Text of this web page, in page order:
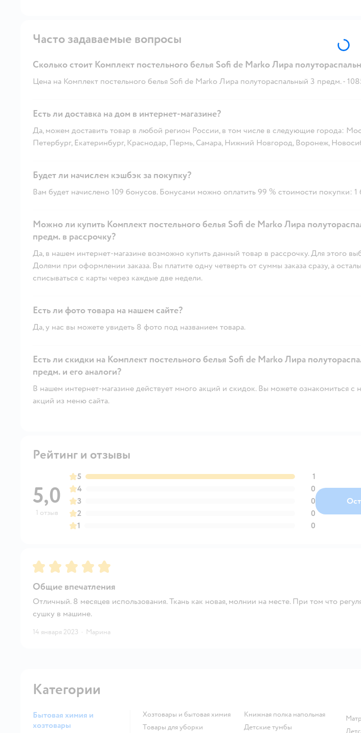
Часто задаваемые вопросы
Сколько стоит Комплект постельного белья Sofi de Marko Лира
Цена на Комплект постельного белья Sofi de Marko Лира полутораспальный 3 предм. -
Есть ли доставка на дом в интернет-магазине?
Да, можем доставить товар в любой регион России, в том числе в следующие города:
Петербург, Екатеринбург, Краснодар, Пермь, Самара, Нижний Новгород, Воронеж,
Будет ли начислен кэшбэк за покупку?
Вам будет начислено 109 бонусов. Бонусами можно оплатить 99 % стоимости покупки: 1
Можно ли купить Комплект постельного белья Sofi de Marko Лира
предм. в рассрочку?
Да, в нашем интернет-магазине возможно купить данный товар в рассрочку. Для этого
Долями при оформлении заказа. Вы платите одну четверть от суммы заказа сразу, а
списываться с карты через каждые две недели.
Есть ли фото товара на нашем сайте?
Да, у нас вы можете увидеть 8 фото под названием товара.
Есть ли скидки на Комплект постельного белья Sofi de Marko Лира
предм. и его аналоги?
В нашем интернет-магазине действует много акций и скидок. Вы можете ознакомиться с
акций из меню сайта.
Рейтинг и отзывы
5,0
1 отзыв
5
1
4
0
3
0
2
0
1
0
Рейтинг:5
Общие впечатления
Отличный. 8 месяцев использования. Ткань как новая, молнии на месте. При том что
сушку в машине.
14 января 2023 · Марина
Категории
Бытовая химия и
хозтовары
Хозтовары и бытовая химия
Товары для уборки
Книжная полка напольная
Детские тумбы